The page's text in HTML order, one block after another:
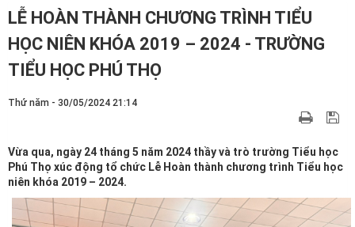
LỄ HOÀN THÀNH CHƯƠNG TRÌNH TIỂU
HỌC NIÊN KHÓA 2019 – 2024 - TRƯỜNG
TIỂU HỌC PHÚ THỌ
Thứ năm - 30/05/2024 21:14
Vừa qua, ngày 24 tháng 5 năm 2024 thầy và trò trường Tiểu học
Phú Thọ xúc động tổ chức Lễ Hoàn thành chương trình Tiểu học
niên khóa 2019 – 2024.